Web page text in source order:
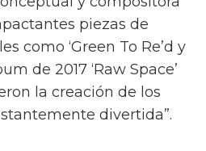
piezas de
como ‘Green To Re’d y
de 2017 ‘Raw Space’
la creación de los
divertida”.